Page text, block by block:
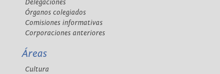
Delegaciones
Órganos colegiados
Comisiones informativas
Corporaciones anteriores
Áreas
Cultura